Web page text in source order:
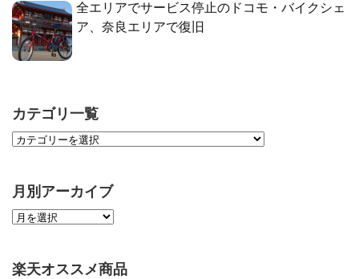
全エリアでサービス停止のドコモ・バイクシェ
ア、奈良エリアで復旧
カテゴリ一覧
月別アーカイブ
楽天オススメ商品